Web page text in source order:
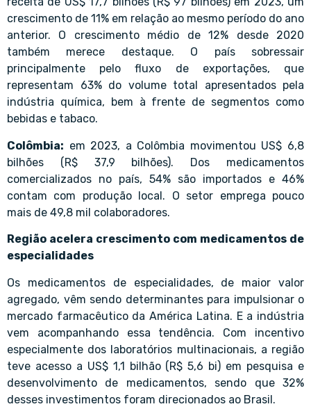
crescimento de 11% em relação ao mesmo período do ano
anterior. O crescimento médio de 12% desde 2020
também merece destaque. O país sobressair
principalmente pelo fluxo de exportações, que
representam 63% do volume total apresentados pela
indústria química, bem à frente de segmentos como
bebidas e tabaco.
Colômbia: em 2023, a Colômbia movimentou US$ 6,8
bilhões (R$ 37,9 bilhões). Dos medicamentos
comercializados no país, 54% são importados e 46%
contam com produção local. O setor emprega pouco
mais de 49,8 mil colaboradores.
Região acelera crescimento com medicamentos de
especialidades
Os medicamentos de especialidades, de maior valor
agregado, vêm sendo determinantes para impulsionar o
mercado farmacêutico da América Latina. E a indústria
vem acompanhando essa tendência. Com incentivo
especialmente dos laboratórios multinacionais, a região
teve acesso a US$ 1,1 bilhão (R$ 5,6 bi) em pesquisa e
desenvolvimento de medicamentos, sendo que 32%
desses investimentos foram direcionados ao Brasil.